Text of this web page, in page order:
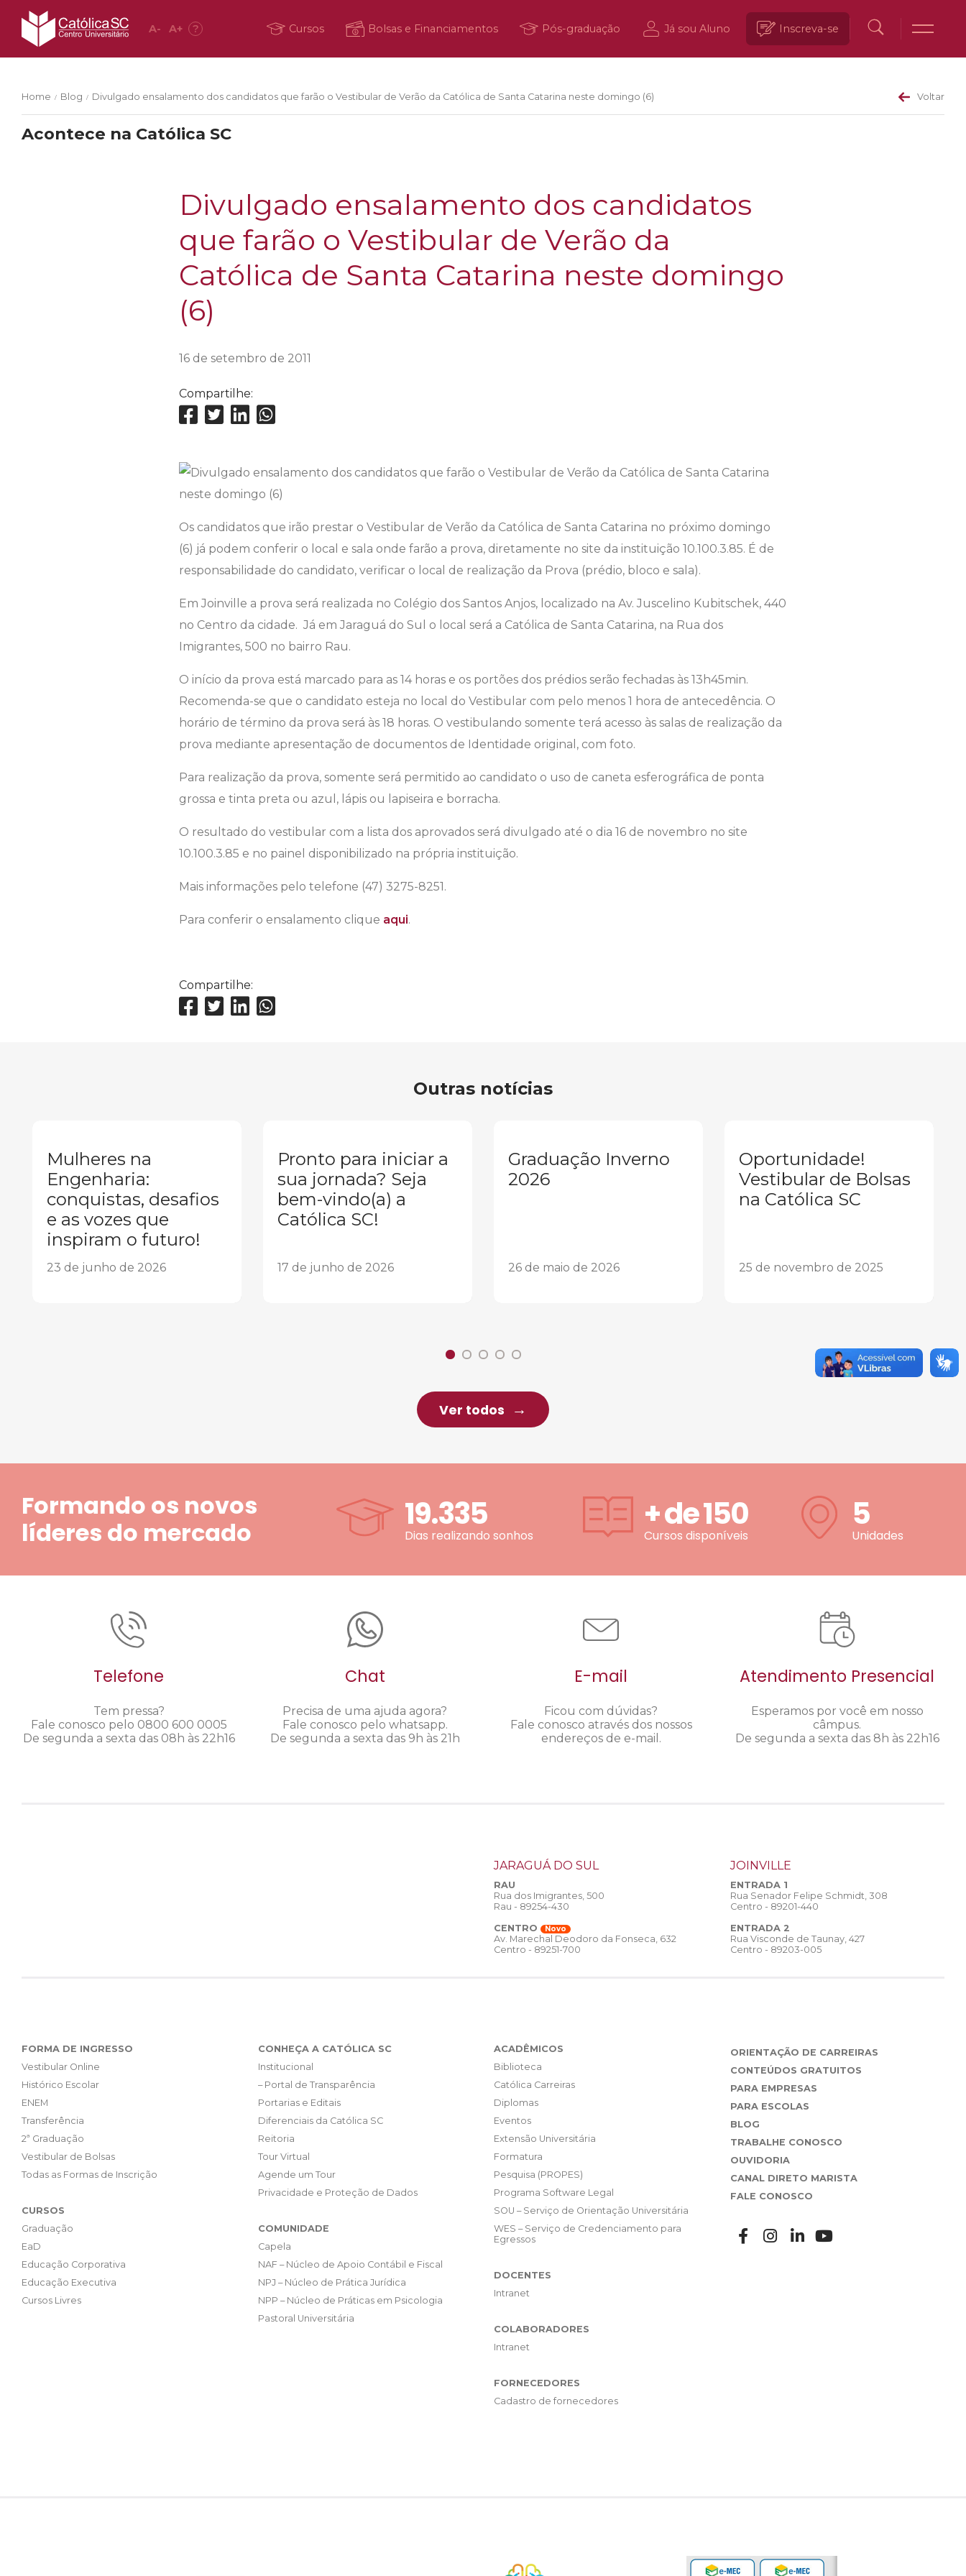
A- A+ ? Cursos Bolsas e Financiamentos Pós-graduação Já sou Aluno Inscreva-se
Home / Blog / Divulgado ensalamento dos candidatos que farão o Vestibular de Verão da Católica de Santa Catarina neste domingo (6) Voltar
Acontece na Católica SC
Divulgado ensalamento dos candidatos
que farão o Vestibular de Verão da
Católica de Santa Catarina neste domingo
(6)
16 de setembro de 2011
Compartilhe:
Os candidatos que irão prestar o Vestibular de Verão da Católica de Santa Catarina no próximo domingo
(6) já podem conferir o local e sala onde farão a prova, diretamente no site da instituição 10.100.3.85. É de
responsabilidade do candidato, verificar o local de realização da Prova (prédio, bloco e sala).
Em Joinville a prova será realizada no Colégio dos Santos Anjos, localizado na Av. Juscelino Kubitschek, 440
no Centro da cidade. Já em Jaraguá do Sul o local será a Católica de Santa Catarina, na Rua dos
Imigrantes, 500 no bairro Rau.
O início da prova está marcado para as 14 horas e os portões dos prédios serão fechadas às 13h45min.
Recomenda-se que o candidato esteja no local do Vestibular com pelo menos 1 hora de antecedência. O
horário de término da prova será às 18 horas. O vestibulando somente terá acesso às salas de realização da
prova mediante apresentação de documentos de Identidade original, com foto.
Para realização da prova, somente será permitido ao candidato o uso de caneta esferográfica de ponta
grossa e tinta preta ou azul, lápis ou lapiseira e borracha.
O resultado do vestibular com a lista dos aprovados será divulgado até o dia 16 de novembro no site
10.100.3.85 e no painel disponibilizado na própria instituição.
Mais informações pelo telefone (47) 3275-8251.
Para conferir o ensalamento clique aqui.
Compartilhe:
Outras notícias
Mulheres na
Engenharia:
conquistas, desafios
e as vozes que
inspiram o futuro!
23 de junho de 2026
Pronto para iniciar a
sua jornada? Seja
bem-vindo(a) a
Católica SC!
17 de junho de 2026
Graduação Inverno
2026
26 de maio de 2026
Oportunidade!
Vestibular de Bolsas
na Católica SC
25 de novembro de 2025
Ver todos
Formando os novos
líderes do mercado
19.335
Dias realizando sonhos
+ de150
Cursos disponíveis
5
Unidades
Telefone
Tem pressa?
Fale conosco pelo 0800 600 0005
De segunda a sexta das 08h às 22h16
Chat
Precisa de uma ajuda agora?
Fale conosco pelo whatsapp.
De segunda a sexta das 9h às 21h
E-mail
Ficou com dúvidas?
Fale conosco através dos nossos
endereços de e-mail.
Atendimento Presencial
Esperamos por você em nosso
câmpus.
De segunda a sexta das 8h às 22h16
JARAGUÁ DO SUL
RAU
Rua dos Imigrantes, 500
Rau - 89254-430
CENTRO
Novo
Av. Marechal Deodoro da Fonseca, 632
Centro - 89251-700
JOINVILLE
ENTRADA 1
Rua Senador Felipe Schmidt, 308
Centro - 89201-440
ENTRADA 2
Rua Visconde de Taunay, 427
Centro - 89203-005
FORMA DE INGRESSO
Vestibular Online
Histórico Escolar
ENEM
Transferência
2ª Graduação
Vestibular de Bolsas
Todas as Formas de Inscrição
CURSOS
Graduação
EaD
Educação Corporativa
Educação Executiva
Cursos Livres
CONHEÇA A CATÓLICA SC
Institucional
– Portal de Transparência
Portarias e Editais
Diferenciais da Católica SC
Reitoria
Tour Virtual
Agende um Tour
Privacidade e Proteção de Dados
COMUNIDADE
Capela
NAF – Núcleo de Apoio Contábil e Fiscal
NPJ – Núcleo de Prática Jurídica
NPP – Núcleo de Práticas em Psicologia
Pastoral Universitária
ACADÊMICOS
Biblioteca
Católica Carreiras
Diplomas
Eventos
Extensão Universitária
Formatura
Pesquisa (PROPES)
Programa Software Legal
SOU – Serviço de Orientação Universitária
WES – Serviço de Credenciamento para
Egressos
DOCENTES
Intranet
COLABORADORES
Intranet
FORNECEDORES
Cadastro de fornecedores
ORIENTAÇÃO DE CARREIRAS
CONTEÚDOS GRATUITOS
PARA EMPRESAS
PARA ESCOLAS
BLOG
TRABALHE CONOSCO
OUVIDORIA
CANAL DIRETO MARISTA
FALE CONOSCO